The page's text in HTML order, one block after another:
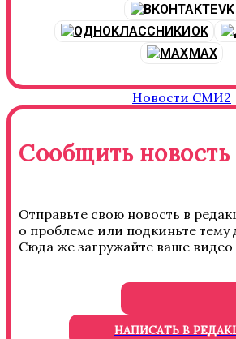
VK
OK
MAX
Новости СМИ2
Сообщить новость
Отправьте свою новость в
о проблеме или подкиньте тему
Сюда же загружайте ваше
НАПИСАТЬ В